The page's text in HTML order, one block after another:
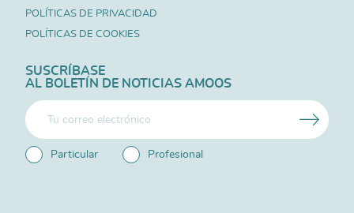
POLÍTICAS DE PRIVACIDAD
POLÍTICAS DE COOKIES
SUSCRÍBASE
AL BOLETÍN DE NOTICIAS AMOOS
Particular Profesional